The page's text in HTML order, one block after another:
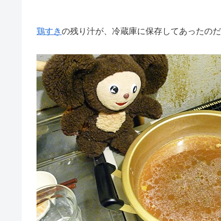
鶏すきの残り汁が、冷蔵庫に保存してあったの